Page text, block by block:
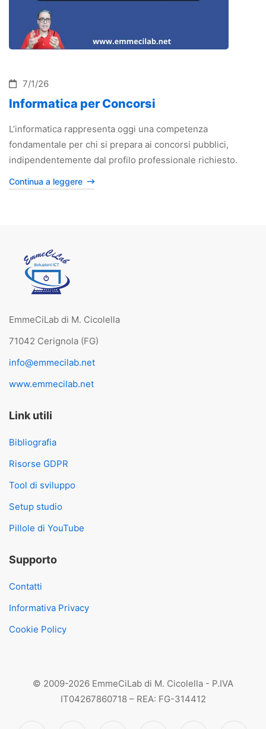
7/1/26
Informatica per Concorsi
L’informatica rappresenta oggi una competenza
fondamentale per chi si prepara ai concorsi pubblici,
indipendentemente dal profilo professionale richiesto.
Continua a leggere
EmmeCiLab di M. Cicolella
71042 Cerignola (FG)
info@emmecilab.net
www.emmecilab.net
Link utili
Bibliografia
Risorse GDPR
Tool di sviluppo
Setup studio
Pillole di YouTube
Supporto
Contatti
Informativa Privacy
Cookie Policy
© 2009-2026 EmmeCiLab di M. Cicolella - P.IVA
IT04267860718 – REA: FG-314412